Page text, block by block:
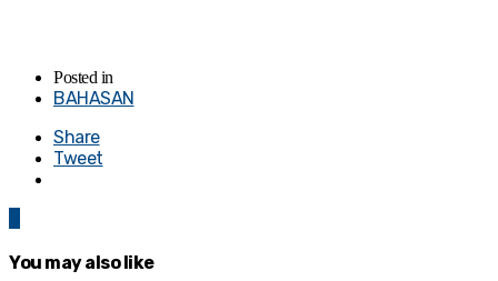
Posted in
BAHASAN
Share
Tweet
You may also like